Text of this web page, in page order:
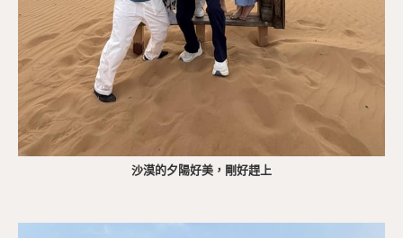
沙漠的夕陽好美，剛好趕上